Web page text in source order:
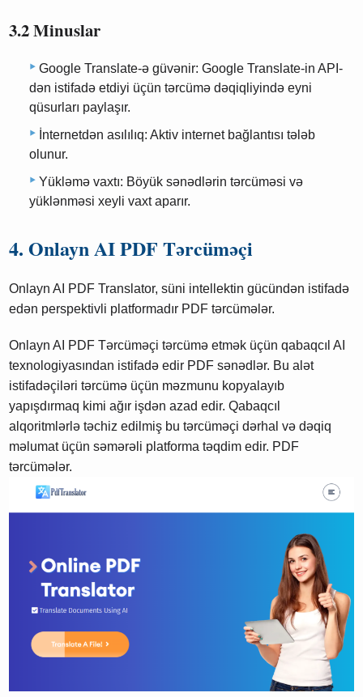
3.2 Minuslar
Google Translate-ə güvənir: Google Translate-in API-
dən istifadə etdiyi üçün tərcümə dəqiqliyində eyni
qüsurları paylaşır.
İnternetdən asılılıq: Aktiv internet bağlantısı tələb
olunur.
Yükləmə vaxtı: Böyük sənədlərin tərcüməsi və
yüklənməsi xeyli vaxt aparır.
4. Onlayn AI PDF Tərcüməçi
Onlayn AI PDF Translator, süni intellektin gücündən istifadə
edən perspektivli platformadır PDF tərcümələr.
Onlayn AI PDF Tərcüməçi tərcümə etmək üçün qabaqcıl AI
texnologiyasından istifadə edir PDF sənədlər. Bu alət
istifadəçiləri tərcümə üçün məzmunu kopyalayıb
yapışdırmaq kimi ağır işdən azad edir. Qabaqcıl
alqoritmlərlə təchiz edilmiş bu tərcüməçi dərhal və dəqiq
məlumat üçün səmərəli platforma təqdim edir. PDF
tərcümələr.